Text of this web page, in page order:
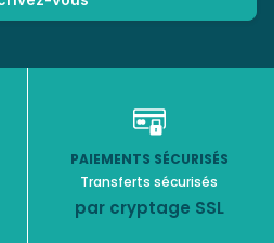
PAIEMENTS SÉCURISÉS
Transferts sécurisés
par cryptage SSL